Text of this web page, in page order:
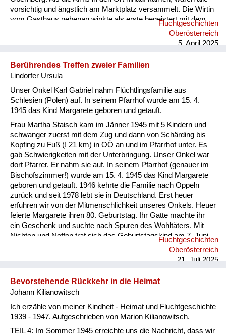
vorsichtig und ängstlich am Marktplatz versammelt. Die Wirtin
vom Gasthaus nebenan winkte als erste begeistert mit dem
Taschentuch. Ab diesem Zeitpunkt waren die Menschen in
Österreich nicht mehr so freundlich und hilfsbereit zu uns
als „s’Gfrastleut, Banatergfrast schaut's, dass wieder
weiterkommt’s. Warum...
Fluchtgeschichten
Oberösterreich
5. April 2025
Berührendes Treffen zweier Familien
Lindorfer Ursula
Unser Onkel Karl Gabriel nahm Flüchtlingsfamilie aus
Schlesien (Polen) auf. In seinem Pfarrhof wurde am 15. 4.
1945 das Kind Margarete geboren und getauft.
Frau Martha Staisch kam im Jänner 1945 mit 5 Kindern und
schwanger zuerst mit dem Zug und dann von Schärding bis
Kopfing zu Fuß (! 21 km) in OÖ an und im Pfarrhof unter. Es
gab Schwierigkeiten mit der Unterbringung. Unser Onkel war
dort Pfarrer. Er nahm sie auf. In seinem Pfarrhof (genauer im
Bischofszimmer!) wurde am 15. 4. 1945 das Kind Margarete
geboren und getauft. 1946 kehrte die Familie nach Oppeln
zurück und seit 1978 lebt sie in Deutschland. Erst heuer
erfuhren wir von der Mitmenschlichkeit unseres Onkels. Heuer
feierte Margarete ihren 80. Geburtstag. Ihr Gatte machte ihr
ein Geschenk und suchte nach Spuren des Wohltäters. Mit
Nichten und Neffen traf sich das Geburtstagskind am 7. Juni
2025 an dessen Grab (Pfarre Rannariedl, Pühret 4143
Fluchtgeschichten
Oberösterreich
21. Juli 2025
Bevorstehende Rückkehr in die Heimat
Johann Kilianowitsch
Ich erzähle von meiner Kindheit - Heimat und Fluchtgeschichte
1939 - 1947. Aufgeschrieben von Marion Kilianowitsch.
TEIL 4: Im Sommer 1945 erreichte uns die Nachricht, dass wir